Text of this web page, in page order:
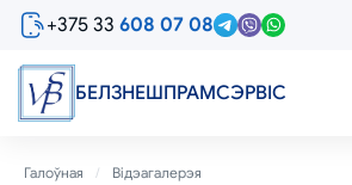
Перайсці
змесціва
+375 33 608 07 08
БЕЛЗНЕШПРАМСЭРВIС
Галоўная Відэагалерэя